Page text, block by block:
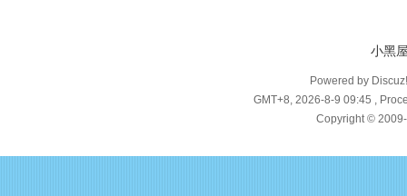
小黑
Powered by
GMT+8, 2026-8-9 09:45 ,
Copyright ©